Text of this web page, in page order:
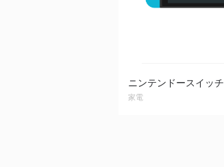
ニンテンドースイッチ
家電